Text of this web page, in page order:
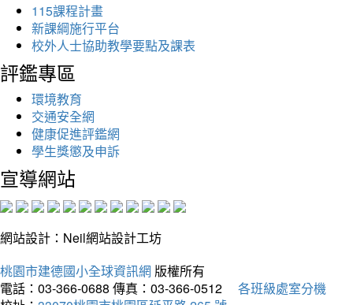
115課程計畫
新課綱施行平台
校外人士協助教學要點及課表
評鑑專區
環境教育
交通安全網
健康促進評鑑網
學生獎懲及申訴
宣導網站
網站設計：Neil網站設計工坊
桃園市建德國小全球資訊網 版權所有
電話：03-366-0688 傳真：03-366-0512
各班級處室分機